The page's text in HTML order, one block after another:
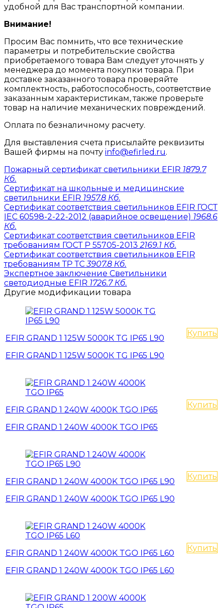
удобной для Вас транспортной компании.
Внимание!
Просим Вас помнить, что все технические
параметры и потребительские свойства
приобретаемого товара Вам следует уточнять у
менеджера до момента покупки товара. При
доставке заказанного товара проверяйте
комплектность, работоспособность, соответствие
заказанным характеристикам, также проверьте
товар на наличие механических повреждений.
Оплата по безналичному расчету.
Для выставления счета присылайте реквизиты
Вашей фирмы на почту info@efirled.ru.
Пожарный сертификат светильники EFIR 1879.7
Кб.
Сертификат на школьные и медицинские
светильники EFIR 1957.8 Кб.
Сертификат соответствия светильников EFIR ГОСТ
IEC 60598-2-22-2012 (аварийное освещение) 1968.6
Кб.
Сертификат соответствия светильников EFIR
требованиям ГОСТ Р 55705-2013 2169.1 Кб.
Сертификат соответствия светильников EFIR
требованиям ТР ТС 3907.8 Кб.
Экспертное заключение Светильники
светодиодные EFIR 1726.7 Кб.
Другие модификации товара
EFIR GRAND 1 125W 5000К TG IP65 L90
EFIR GRAND 1 125W 5000К TG IP65 L90
Купить
EFIR GRAND 1 240W 4000K TGO IP65
EFIR GRAND 1 240W 4000K TGO IP65
Купить
EFIR GRAND 1 240W 4000K TGO IP65 L90
EFIR GRAND 1 240W 4000K TGO IP65 L90
Купить
EFIR GRAND 1 240W 4000K TGO IP65 L60
EFIR GRAND 1 240W 4000K TGO IP65 L60
Купить